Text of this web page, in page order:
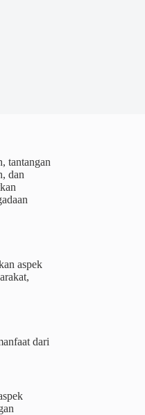
tantangan
dan
aspek
dari